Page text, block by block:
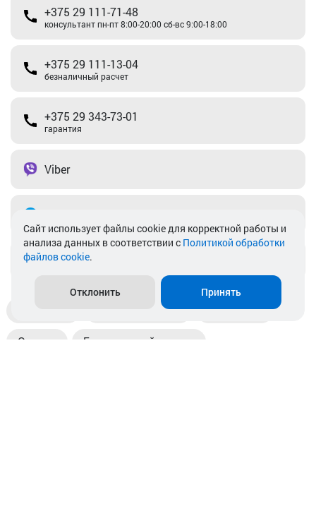
+375 29 111-71-48
консультант пн-пт 8:00-20:00 сб-вс 9:00-18:00
+375 29 111-13-04
безналичный расчет
+375 29 343-73-01
гарантия
Viber
info@akkamulik.by
Пункты выдачи Магазины
Оплата Безналичный расчет
Cайт использует файлы cookie для корректной работы и
анализа данных в соответствии с Политикой обработки
файлов cookie.
Отклонить Принять